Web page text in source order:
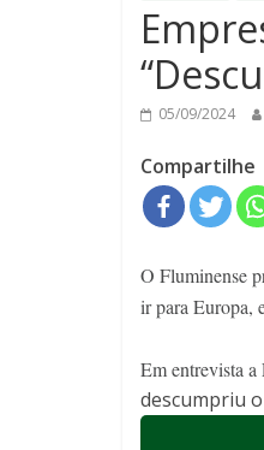
05/09/2024
Compartilhe
O Fluminense
ir para Europa,
Em entrevista
descumpriu